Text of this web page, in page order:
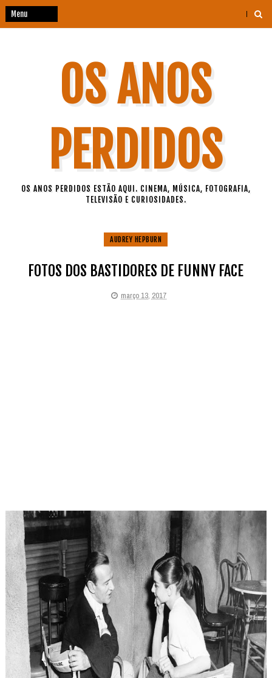
OS ANOS
PERDIDOS
OS ANOS PERDIDOS ESTÃO AQUI. CINEMA, MÚSICA, FOTOGRAFIA,
TELEVISÃO E CURIOSIDADES.
AUDREY HEPBURN
FOTOS DOS BASTIDORES DE FUNNY FACE
março 13, 2017